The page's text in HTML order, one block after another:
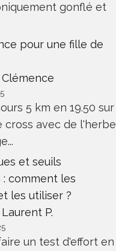
gonflé et
pour une fille de
5 km en 19.50 sur
cross avec de l'herbe
et seuils
comment les
les utiliser ?
P.
un test d'effort en